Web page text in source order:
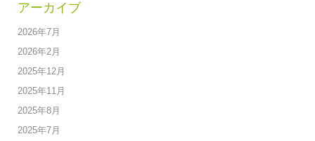
アーカイブ
2026年7月
2026年2月
2025年12月
2025年11月
2025年8月
2025年7月